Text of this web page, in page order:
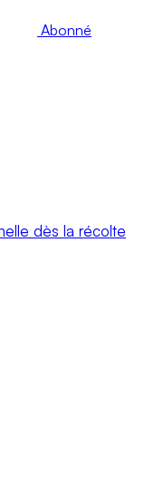
Abonné
dès la récolte